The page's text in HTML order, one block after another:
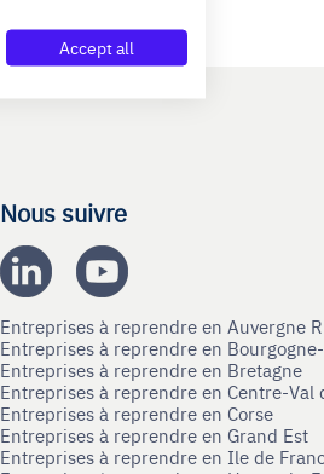
Nous suivre
Entreprises à reprendre en Auvergne
Entreprises à reprendre en
Entreprises à reprendre en Bretagne
Entreprises à reprendre en Centre-Val
Entreprises à reprendre en Corse
Entreprises à reprendre en Grand Est
Entreprises à reprendre en Ile de
Accept all